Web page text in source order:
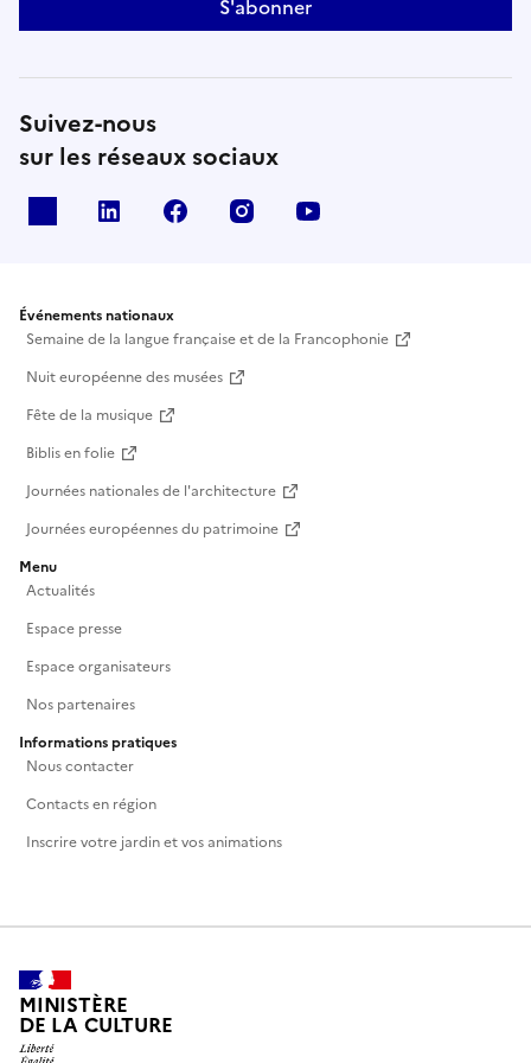
S'abonner
Suivez-nous
sur les réseaux sociaux
Linkedin Facebook Instagram
Événements nationaux
Semaine de la langue française et de la Francophonie
Nuit européenne des musées
Fête de la musique
Biblis en folie
Journées nationales de l'architecture
Journées européennes du patrimoine
Menu
Actualités
Espace presse
Espace organisateurs
Nos partenaires
Informations pratiques
Nous contacter
Contacts en région
Inscrire votre jardin et vos animations
MINISTÈRE
DE LA CULTURE